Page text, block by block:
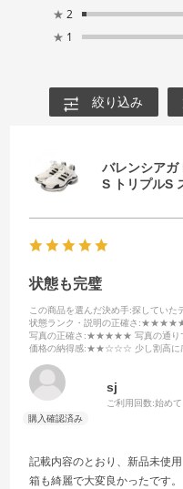
★ 2
★ 1
絞り込み
バレンシア
S トリプルS
状態も完璧
この商品を選んだ決め手:探していた
状態ランク・説明の正確さ :★★★★★
写真の正確さ :★★★★★ 写真の通りで
価格の納得感:★★☆☆☆ 少し割高に
sj
ご利用回数:始めて
記載内容のとおり、新品未使用
箱も綺麗で大変良かったです。